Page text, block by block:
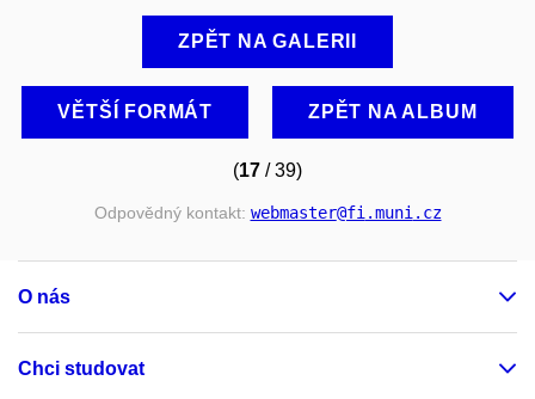
ZPĚT NA GALERII
VĚTŠÍ FORMÁT ZPĚT NA ALBUM
(17 / 39)
Odpovědný kontakt: webmaster@fi.muni.cz
O nás
Chci studovat